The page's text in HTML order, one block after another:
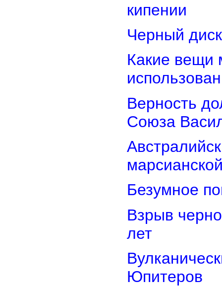
кипении
Черный
Какие вещи
Верность
Союза
Безумное
Взрыв
лет
Юпитеров